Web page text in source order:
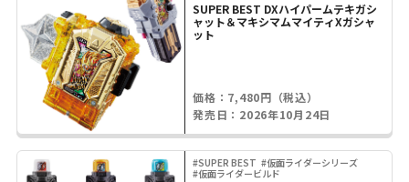
SUPER BEST DXハイパームテキガシ
ャット＆マキシマムマイティXガシャ
ット
価格：7,480円（税込）
発売日：2026年10月24日
#SUPER BEST #仮面ライダーシリーズ
#仮面ライダービルド